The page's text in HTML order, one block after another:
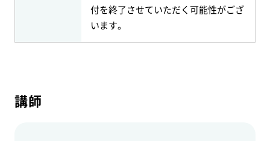
付を終了させていただく可能性がござ
います。
講師